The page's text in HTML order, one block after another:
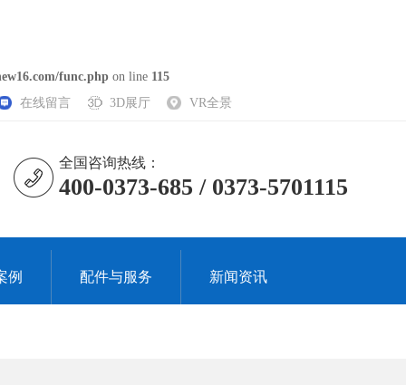
func.php on line 115
在线留言
3D展厅 VR全景
全国咨询热线：
400-0373-685 / 0373-5701115
例 配件与服务 新闻资讯